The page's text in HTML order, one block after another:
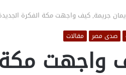
جريمة, كيف واجهت مكة الفكرة
صدى مصر مقالات
واجهت مكة